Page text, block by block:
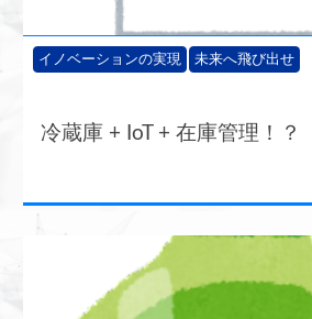
イノベーションの実現 未来へ飛び出せ
冷蔵庫 + IoT + 在庫管理！？